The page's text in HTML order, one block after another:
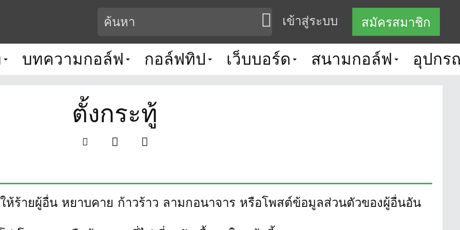
เข้าสู่ระบบ สมัครสมาชิก
บทความกอล์ฟ กอล์ฟทิป เว็บบอร์ด สนามกอล์ฟ อุปก
ตั้งกระทู้
ร้ายผู้อื่น หยาบคาย ก้าวร้าว ลามกอนาจาร หรือโพสต์ข้อมูลส่วนตัวของผู้อื่นอัน